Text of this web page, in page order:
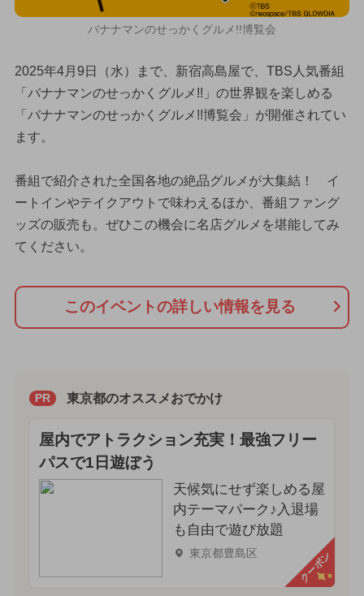
バナナマンのせっかくグルメ!!博覧会
2025年4月9日（水）まで、新宿高島屋で、TBS人気番組
「バナナマンのせっかくグルメ!!」の世界観を楽しめる
「バナナマンのせっかくグルメ!!博覧会」が開催されてい
ます。
番組で紹介された全国各地の絶品グルメが大集結！ イ
ートインやテイクアウトで味わえるほか、番組ファング
ッズの販売も。ぜひこの機会に名店グルメを堪能してみ
てください。
このイベントの詳しい情報を見る
PR 東京都のオススメおでかけ
屋内でアトラクション充実！最強フリー
パスで1日遊ぼう
天候気にせず楽しめる屋
内テーマパーク♪入退場
も自由で遊び放題
東京都豊島区 クーポン